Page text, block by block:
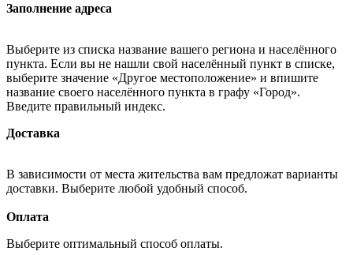
Заполнение адреса
Выберите из списка название вашего региона и населённого
пункта. Если вы не нашли свой населённый пункт в списке,
выберите значение «Другое местоположение» и впишите
название своего населённого пункта в графу «Город».
Введите правильный индекс.
Доставка
В зависимости от места жительства вам предложат варианты
доставки. Выберите любой удобный способ.
Оплата
Выберите оптимальный способ оплаты.